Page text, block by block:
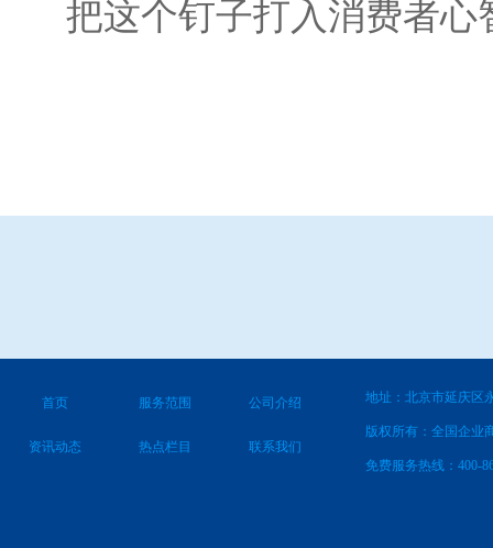
把这个钉子打入消费者心
首页 服务范围 公司介绍
资讯动态 热点栏目 联系我们
地址：北京市延庆区
版权所有：全国企业
免费服务热线：